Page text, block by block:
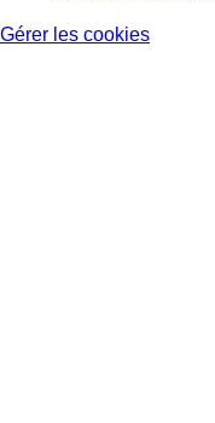
Gérer les cookies